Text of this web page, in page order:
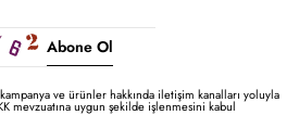
Abone Ol
ve ürünler hakkında iletişim kanalları yoluyla
mevzuatına uygun şekilde işlenmesini kabul